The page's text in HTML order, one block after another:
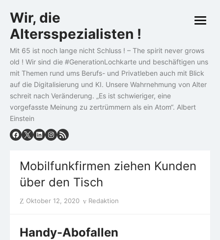
to
content
Wir, die
Altersspezialisten !
Mit 65 ist noch lange nicht Schluss ! – The spirit never grows
old ! Wir sind die #GenerationLochkarte und beschäftigen uns
mit Themen rund ums Berufs- und Privatleben auch mit Blick
auf die Digitalisierung und KI. Unsere Wahrnehmung von Alter
schreit nach Veränderung. „Es ist schwieriger, eine
vorgefasste Meinung zu zertrümmern als ein Atom“. Albert
Einstein
open
Mobilfunkfirmen ziehen Kunden
über den Tisch
Posted
Oktober 12, 2020 Author
Redaktion
Handy-Abofallen